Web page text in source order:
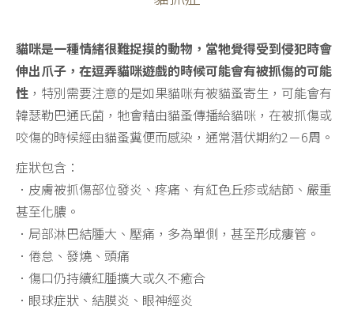
貓咪是一種情緒很難捉摸的動物，當牠覺得受到侵犯時會
伸出爪子，在逗弄貓咪遊戲的時候可能會有被抓傷的可能
性 ，特別需要注意的是如果貓咪有被貓蚤寄生，可能會有
韓瑟勒巴通氏菌，牠會藉由貓蚤傳播給貓咪，在被抓傷或
咬傷的時候經由貓蚤糞便而感染，通常潛伏期約2－6周。
症狀包含：
．皮膚被抓傷部位發炎、疼痛、有紅色丘疹或結節、嚴重
甚至化膿。
．局部淋巴結腫大、壓痛，多為單側，甚至形成瘻管。
．倦怠、發燒、頭痛
．傷口仍持續紅腫擴大或久不癒合
．眼球症狀、結膜炎、眼神經炎